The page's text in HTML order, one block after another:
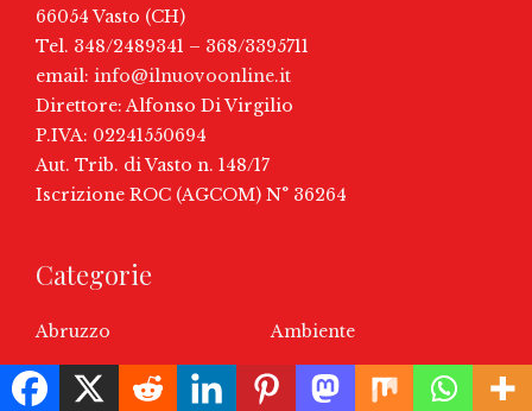
66054 Vasto (CH)
Tel. 348/2489341 – 368/3395711
email: info@ilnuovoonline.it
Direttore: Alfonso Di Virgilio
P.IVA: 02241550694
Aut. Trib. di Vasto n. 148/17
Iscrizione ROC (AGCOM) N° 36264
Categorie
Abruzzo
Ambiente
Attualità
Auguri